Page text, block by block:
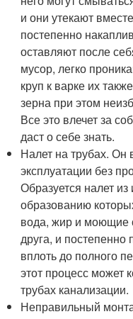
и они утекают
постепенно
оставляют после
мусор, легко
круп к варке их
зерна при этом
Все это влечет за
даст о себе знать.
Налет на трубах. Он
эксплуатации без
Образуется налет
образованию
вода, жир и моющие
друга, и постепенно
вплоть до полного
этот процесс может
трубах канализации.
Неправильный